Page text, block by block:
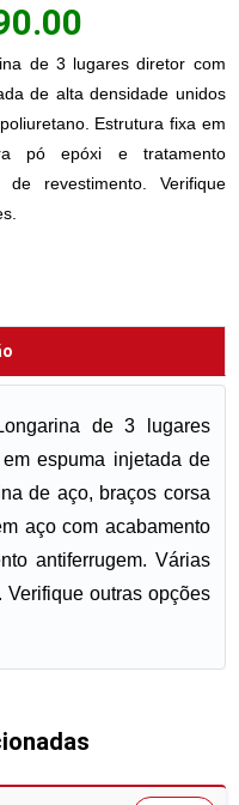
de 3 lugares diretor com
de alta densidade unidos
Estrutura fixa em
pó epóxi e tratamento
de revestimento. Verifique
de 3 lugares
espuma injetada de
de aço, braços corsa
aço com acabamento
antiferrugem. Várias
outras opções